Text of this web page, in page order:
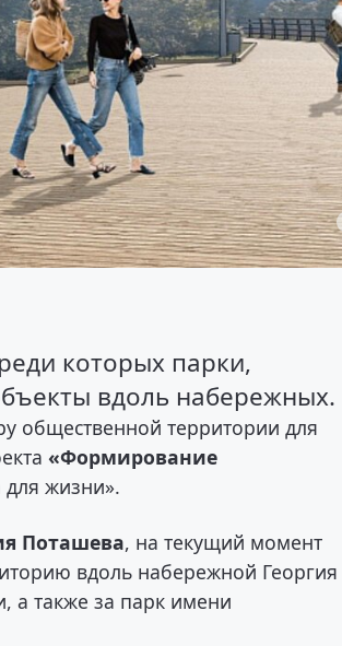
которых парки,
вдоль набережных.
общественной территории для
«Формирование
для жизни».
Поташева, на текущий момент
вдоль набережной Георгия
а также за парк имени